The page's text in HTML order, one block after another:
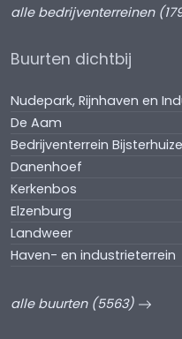
alle bedrijventerreinen
Buurten dichtbij
Nudepark, Rijnhaven en
De Aam
Bedrijventerrein
Danenhoef
Kerkenbos
Elzenburg
Landweer
Haven- en industrieterrein
alle buurten (5563)